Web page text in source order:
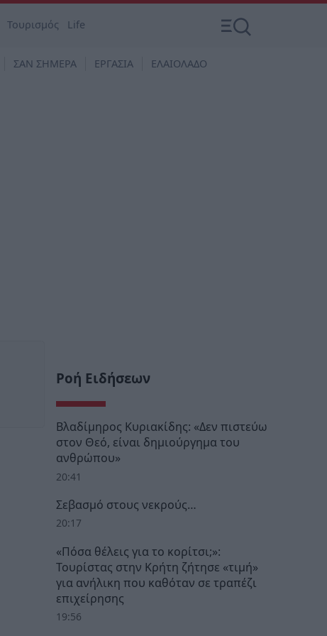
Τουρισμός Life
ΣΑΝ ΣΗΜΕΡΑ ΕΡΓΑΣΙΑ ΕΛΑΙΟΛΑΔΟ
Ροή Ειδήσεων
Βλαδίμηρος Κυριακίδης: «Δεν πιστεύω
στον Θεό, είναι δημιούργημα του
ανθρώπου»
20:41
Σεβασμό στους νεκρούς…
20:17
«Πόσα θέλεις για το κορίτσι;»:
Τουρίστας στην Κρήτη ζήτησε «τιμή»
για ανήλικη που καθόταν σε τραπέζι
επιχείρησης
19:56